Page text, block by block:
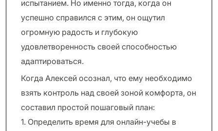
испытанием. Но именно тогда, когда он
успешно справился с этим, он ощутил
огромную радость и глубокую
удовлетворенность своей способностью
адаптироваться.
Когда Алексей осознал, что ему необходимо
взять контроль над своей зоной комфорта, он
составил простой пошаговый план:
1. Определить время для онлайн-учебы в